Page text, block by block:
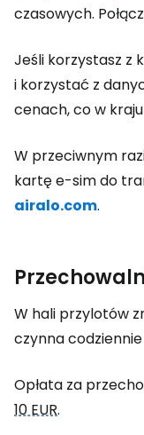
czasowych.
Jeśli korzystasz z
i korzystać z
cenach, co w
W przeciwnym
kartę e-sim do
airalo.com.
W hali przylotów
czynna
Opłata za
10 EUR.